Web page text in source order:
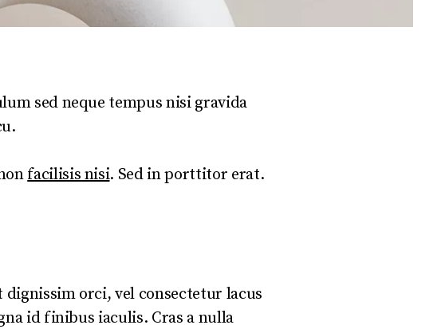
sed neque tempus nisi gravida
facilisis nisi. Sed in porttitor erat.
orci, vel consectetur lacus
id finibus iaculis. Cras a nulla